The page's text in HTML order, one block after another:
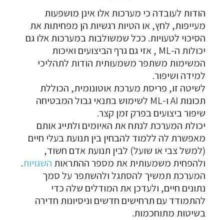
הודות לעובדה כי מערכות אלו אינן מושפעות
מעייפות, לחץ, או הטיות רגשיות הן מפחיתות את
הסיכוי לטעויות. ככל שמשולבות במערכות אלו גם
יכולות ה-ML , אזי גם גרף הביצועים ואיכות
המשימות משתפר משמעותית הודות לתהליכי
למידה ושיפור.
לשיטה זו, פריסת מערכת אוטונומית, הכוללת
תכונות AI ו-ML לשימוש בתנאי גבול המבטיחה
שיפור ביצועים בפרק זמן קצר.
יכולת המערכת לנתח את האיומים ולתייג אותם
מאפשרת לה ללמוד להבחין בין תנועת בעלי חיים
(למשל צבי או שועל) לבין תנועת אדם חשוד,
ולהפחית משמעותית את מספר ההתראות השגויות.
המערכת תמשיך להסתגל ולהשתפר על סמך
נתונים חיים, ולעדכן את המודלים שלה כדי
להתמודד עם תרחישים חדשים וניסיונות חדירה
בשיטות מתוחכמות.